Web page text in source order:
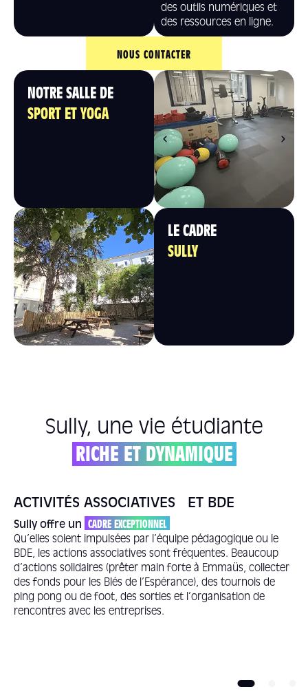
des outils numériques et
des ressources en ligne.
NOUS CONTACTER
NOTRE SALLE DE
SPORT ET YOGA
LE CADRE
SULLY
Sully, une vie étudiante
RICHE ET DYNAMIQUE
ACTIVITÉS ASSOCIATIVES ET BDE
Sully offre un
CADRE EXCEPTIONNEL
Qu’elles soient impulsées par l’équipe pédagogique ou le
BDE, les actions associatives sont fréquentes. Beaucoup
d’actions solidaires (prêter main forte à Emmaüs, collecter
des fonds pour les Blés de l’Espérance), des tournois de
ping pong ou de foot, des sorties et l’organisation de
rencontres avec les entreprises.